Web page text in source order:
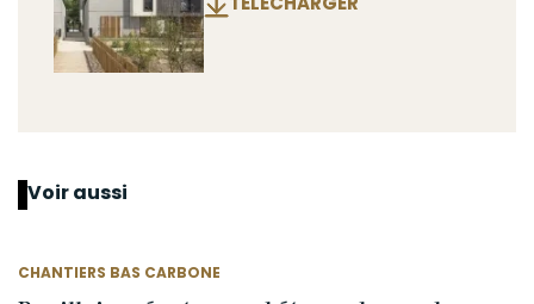
Voir aussi
CHANTIERS BAS CARBONE